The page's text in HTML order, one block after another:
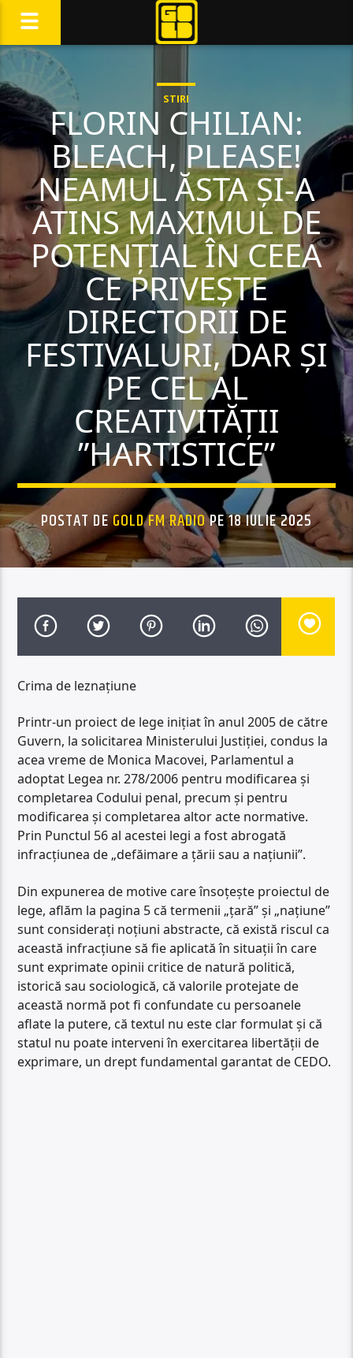
STIRI
FLORIN CHILIAN:
BLEACH, PLEASE!
NEAMUL ĂSTA ȘI-A
ATINS MAXIMUL DE
POTENȚIAL ÎN CEEA
CE PRIVEȘTE
DIRECTORII DE
FESTIVALURI, DAR ȘI
PE CEL AL
CREATIVITĂȚII
”HARTISTICE”
POSTAT DEGOLD FM RADIOPE 18 IULIE 2025
Crima de leznațiune
Printr-un proiect de lege inițiat în anul 2005 de către
Guvern, la solicitarea Ministerului Justiției, condus la
acea vreme de Monica Macovei, Parlamentul a
adoptat Legea nr. 278/2006 pentru modificarea și
completarea Codului penal, precum și pentru
modificarea și completarea altor acte normative.
Prin Punctul 56 al acestei legi a fost abrogată
infracțiunea de „defăimare a țării sau a națiunii”.
Din expunerea de motive care însoțește proiectul de
lege, aflăm la pagina 5 că termenii „țară” și „națiune”
sunt considerați noțiuni abstracte, că există riscul ca
această infracțiune să fie aplicată în situații în care
sunt exprimate opinii critice de natură politică,
istorică sau sociologică, că valorile protejate de
această normă pot fi confundate cu persoanele
aflate la putere, că textul nu este clar formulat și că
statul nu poate interveni în exercitarea libertății de
exprimare, un drept fundamental garantat de CEDO.